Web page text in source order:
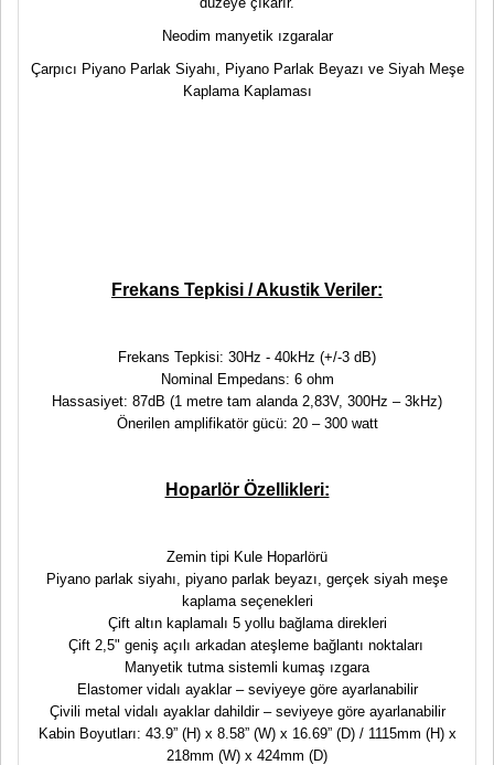
Neodim manyetik ızgaralar
Çarpıcı Piyano Parlak Siyahı, Piyano Parlak Beyazı ve Siyah Meşe
Kaplama Kaplaması
Frekans Tepkisi / Akustik Veriler:
Frekans Tepkisi: 30Hz - 40kHz (+/-3 dB)
Nominal Empedans: 6 ohm
Hassasiyet: 87dB (1 metre tam alanda 2,83V, 300Hz – 3kHz)
Önerilen amplifikatör gücü: 20 – 300 watt
Hoparlör Özellikleri:
Zemin tipi Kule Hoparlörü
Piyano parlak siyahı, piyano parlak beyazı, gerçek siyah meşe
kaplama seçenekleri
Çift altın kaplamalı 5 yollu bağlama direkleri
Çift 2,5" geniş açılı arkadan ateşleme bağlantı noktaları
Manyetik tutma sistemli kumaş ızgara
Elastomer vidalı ayaklar – seviyeye göre ayarlanabilir
Çivili metal vidalı ayaklar dahildir – seviyeye göre ayarlanabilir
Kabin Boyutları: 43.9” (H) x 8.58” (W) x 16.69” (D) / 1115mm (H) x
218mm (W) x 424mm (D)